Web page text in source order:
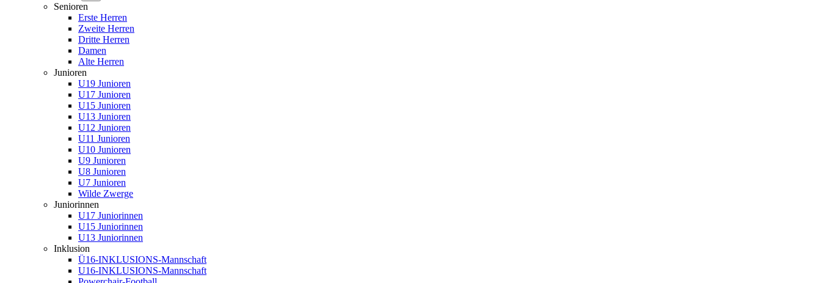
Senioren
Erste Herren
Zweite Herren
Dritte Herren
Damen
Alte Herren
Junioren
U19 Junioren
U17 Junioren
U15 Junioren
U13 Junioren
U12 Junioren
U11 Junioren
U10 Junioren
U9 Junioren
U8 Junioren
U7 Junioren
Wilde Zwerge
Juniorinnen
U17 Juniorinnen
U15 Juniorinnen
U13 Juniorinnen
Inklusion
Ü16-INKLUSIONS-Mannschaft
U16-INKLUSIONS-Mannschaft